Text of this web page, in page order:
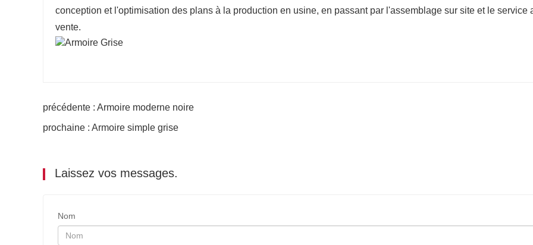
conception et l'optimisation des plans à la production en usine, en passant par l'assemblage sur site et le service
vente.
précédente : Armoire moderne noire
prochaine : Armoire simple grise
Laissez vos messages.
Nom